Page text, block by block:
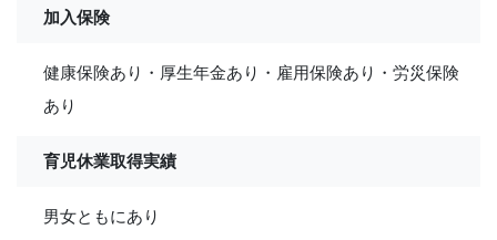
加入保険
健康保険あり・厚生年金あり・雇用保険あり・労災保険
あり
育児休業取得実績
男女ともにあり